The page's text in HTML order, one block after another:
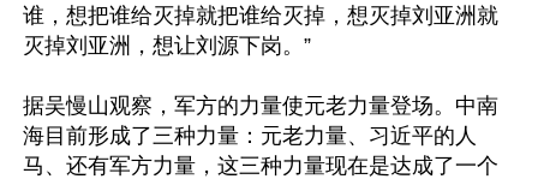
谁，想把谁给灭掉就把谁给灭掉，想灭掉刘亚洲就
灭掉刘亚洲，想让刘源下岗。”
据吴慢山观察，军方的力量使元老力量登场。中南
海目前形成了三种力量：元老力量、习近平的人
马、还有军方力量，这三种力量现在是达成了一个